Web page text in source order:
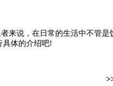
来说，在日常的生活中不管
具体的介绍吧!